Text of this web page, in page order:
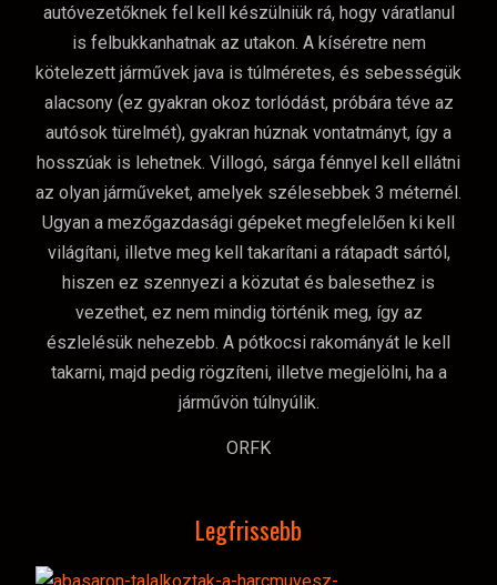
autóvezetőknek fel kell készülniük rá, hogy váratlanul
is felbukkanhatnak az utakon. A kíséretre nem
kötelezett járművek java is túlméretes, és sebességük
alacsony (ez gyakran okoz torlódást, próbára téve az
autósok türelmét), gyakran húznak vontatmányt, így a
hosszúak is lehetnek. Villogó, sárga fénnyel kell ellátni
az olyan járműveket, amelyek szélesebbek 3 méternél.
Ugyan a mezőgazdasági gépeket megfelelően ki kell
világítani, illetve meg kell takarítani a rátapadt sártól,
hiszen ez szennyezi a közutat és balesethez is
vezethet, ez nem mindig történik meg, így az
észlelésük nehezebb. A pótkocsi rakományát le kell
takarni, majd pedig rögzíteni, illetve megjelölni, ha a
járművön túlnyúlik.
ORFK
Legfrissebb